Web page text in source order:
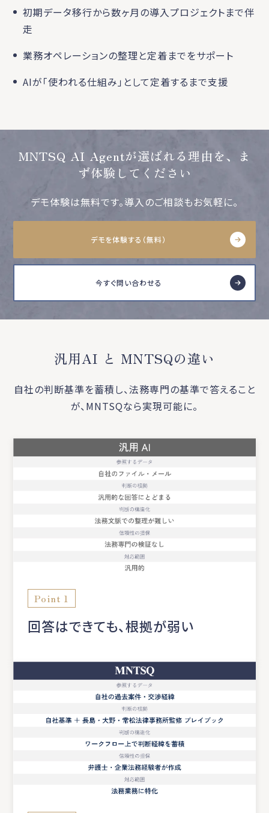
初期データ移行から数ヶ月の導入プロジェクトまで伴
走
業務オペレーションの整理と定着までをサポート
AIが「使われる仕組み」として定着するまで支援
MNTSQ AI Agentが選ばれる理由を、ま
ず体験してください
デモ体験は無料です。導入のご相談もお気軽に。
デモを体験する（無料）
今すぐ問い合わせる
汎用AI と MNTSQの違い
自社の判断基準を蓄積し、法務専門の基準で答えること
が、MNTSQなら実現可能に。
Point 1
回答はできても、根拠が弱い